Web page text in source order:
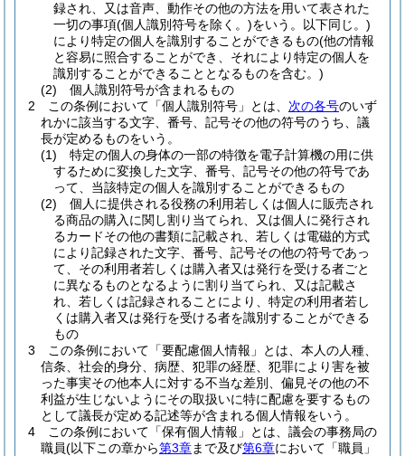
録され、又は音声、動作その他の方法を用いて表された
一切の事項(個人識別符号を除く。)をいう。以下同じ。)
により特定の個人を識別することができるもの(他の情報
と容易に照合することができ、それにより特定の個人を
識別することができることとなるものを含む。)
(2)
個人識別符号が含まれるもの
2
この条例において「個人識別符号」とは、 次の各号のいず
れかに該当する文字、番号、記号その他の符号のうち、議
長が定めるものをいう。
(1)
特定の個人の身体の一部の特徴を電子計算機の用に供
するために変換した文字、番号、記号その他の符号であ
って、当該特定の個人を識別することができるもの
(2)
個人に提供される役務の利用若しくは個人に販売され
る商品の購入に関し割り当てられ、又は個人に発行され
るカードその他の書類に記載され、若しくは電磁的方式
により記録された文字、番号、記号その他の符号であっ
て、その利用者若しくは購入者又は発行を受ける者ごと
に異なるものとなるように割り当てられ、又は記載さ
れ、若しくは記録されることにより、特定の利用者若し
くは購入者又は発行を受ける者を識別することができる
もの
3
この条例において「要配慮個人情報」とは、本人の人種、
信条、社会的身分、病歴、犯罪の経歴、犯罪により害を被
った事実その他本人に対する不当な差別、偏見その他の不
利益が生じないようにその取扱いに特に配慮を要するもの
として議長が定める記述等が含まれる個人情報をいう。
4
この条例において「保有個人情報」とは、議会の事務局の
職員(以下この章から第3章まで及び第6章において「職員」